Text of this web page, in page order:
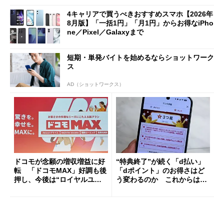
4キャリアで買うべきおすすめスマホ【2026年
8月版】「一括1円」「月1円」からお得なiPho
ne／Pixel／Galaxyまで
短期・単発バイトを始めるならショットワーク
ス
AD（ショットワークス）
ドコモが念願の増収増益に好
転 「ドコモMAX」好調も後
押し、今後は“ロイヤルユー
“特典終了”が続く「d払い」
「dポイント」のお得さはど
う変わるのか これからは